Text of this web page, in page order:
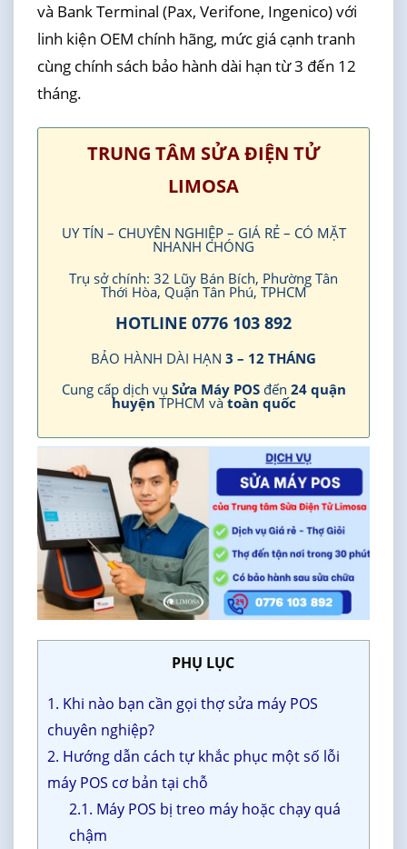
và Bank Terminal (Pax, Verifone, Ingenico) với
linh kiện OEM chính hãng, mức giá cạnh tranh
cùng chính sách bảo hành dài hạn từ 3 đến 12
tháng.
TRUNG TÂM SỬA ĐIỆN TỬ
LIMOSA
UY TÍN – CHUYÊN NGHIỆP – GIÁ RẺ – CÓ MẶT
NHANH CHÓNG
Trụ sở chính: 32 Lũy Bán Bích, Phường Tân
Thới Hòa, Quận Tân Phú, TPHCM
HOTLINE 0776 103 892
BẢO HÀNH DÀI HẠN 3 – 12 THÁNG
Cung cấp dịch vụ Sửa Máy POSđến 24 quận
huyện TPHCM vàtoàn quốc
PHỤ LỤC
1. Khi nào bạn cần gọi thợ sửa máy POS
chuyên nghiệp?
2. Hướng dẫn cách tự khắc phục một số lỗi
máy POS cơ bản tại chỗ
2.1. Máy POS bị treo máy hoặc chạy quá
chậm